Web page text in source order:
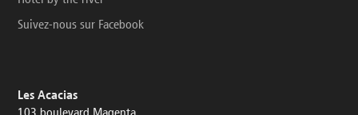
Suivez-nous sur Facebook
Les Acacias